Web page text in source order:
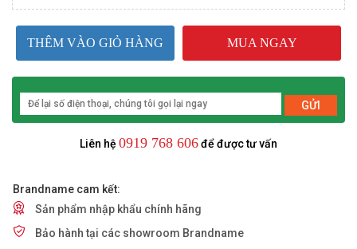
THÊM VÀO GIỎ HÀNG MUA NGAY
GỬI
Liên hệ 0919 768 606để được tư vấn
Brandname cam kết:
Sản phẩm nhập khẩu chính hãng
Bảo hành tại các showroom Brandname